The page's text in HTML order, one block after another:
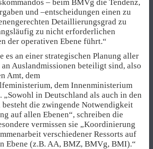
– beim BMVg die Tendenz,
und –entscheidungen einen zu
Detaillierungsgrad zu
zu nicht erforderlichen
der operativen Ebene führt.“
es an einer strategischen Planung aller
Auslandmissionen beteiligt sind, also
Amt, dem
dem Innenministerium
„Sowohl in Deutschland als auch in den
besteht die zwingende Notwendigkeit
auf allen Ebenen“, schreiben die
vermissen sie „Koordinierung
verschiedener Ressorts auf
Ebene (z.B. AA, BMZ, BMVg, BMI).“